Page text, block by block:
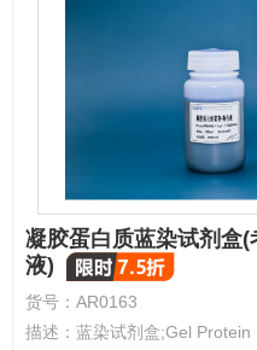
凝胶蛋白质蓝染试剂盒
液)
货号： AR0163
描述： 蓝染试剂盒;Gel Protein